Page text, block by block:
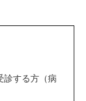
診する方（病